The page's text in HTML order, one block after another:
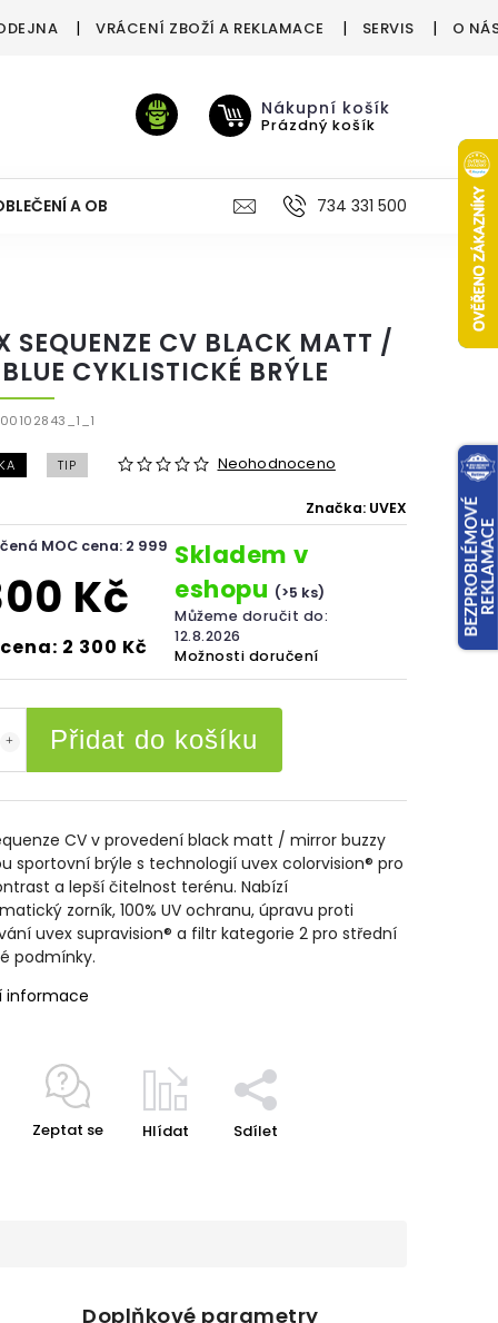
VRÁCENÍ ZBOŽÍ A REKLAMACE SERVIS O
Nákupní košík
Prázdný košík
A OBUV VÝŽIVA VÝPRODEJ %
734 331 500
SEQUENZE CV BLACK MATT /
CYKLISTICKÉ BRÝLE
TIP Neohodnoceno
Značka: UVEX
MOC cena: 2 999
Kč
2 300 Kč
Skladem v
eshopu (>5 ks)
Můžeme doručit do:
12.8.2026
Možnosti doručení
Přidat do košíku
CV v provedení black matt / mirror buzzy
sportovní brýle s technologií uvex colorvision® pro
a lepší čitelnost terénu. Nabízí
zorník, 100% UV ochranu, úpravu proti
uvex supravision® a filtr kategorie 2 pro střední
podmínky.
informace
Zeptat se Hlídat Sdílet
Doplňkové parametry